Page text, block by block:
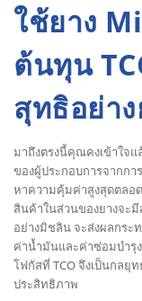
ใช้ยาง
ต้นทุน
สุทธิอย่า
มาถึงตรงนี้คุณคงเข้าใจแ
ของผู้ประกอบการจากกา
หาความคุ้มค่าสูงสุดตลอ
สินค้าในส่วนของยางจะมี
อย่างมิชลิน จะส่งผลกระ
ค่าน้ำมันและค่าซ่อมบำรุ
โฟกัสที่ TCO จึงเป็นกล
ประสิทธิภาพ